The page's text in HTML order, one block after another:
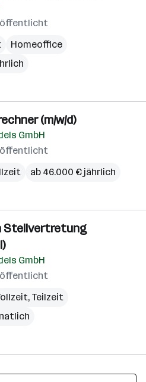
Homeoffice
(m/w/d)
GmbH
ab 46.000 € jährlich
Stellvertretung
GmbH
Teilzeit